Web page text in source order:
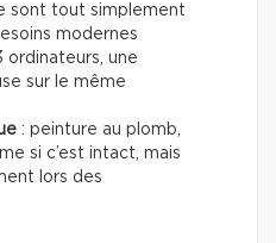
sont tout simplement
modernes
ordinateurs, une
sur le même
: peinture au plomb,
si c’est intact, mais
lors des